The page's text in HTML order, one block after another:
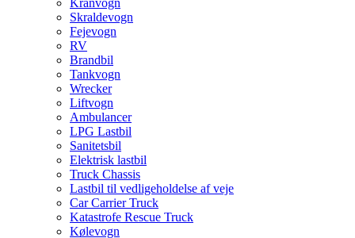
Kranvogn
Skraldevogn
Fejevogn
RV
Brandbil
Tankvogn
Wrecker
Liftvogn
Ambulancer
LPG Lastbil
Sanitetsbil
Elektrisk lastbil
Truck Chassis
Lastbil til vedligeholdelse af veje
Car Carrier Truck
Katastrofe Rescue Truck
Kølevogn